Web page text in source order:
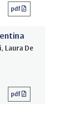
pdf
Laura De
pdf